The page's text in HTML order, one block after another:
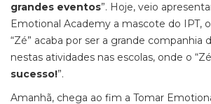
grandes eventos”. Hoje, veio
Emotional Academy a mascote do IPT, o
“Zé” acaba por ser a grande companhia
nestas atividades nas escolas, onde o
sucesso!”.
Amanhã, chega ao fim a Tomar